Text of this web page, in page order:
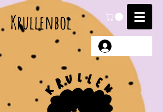
Krullenbol